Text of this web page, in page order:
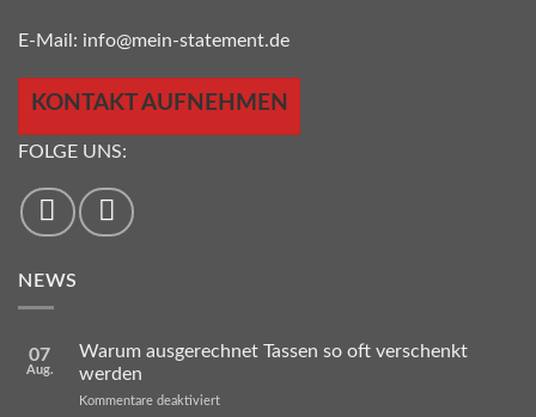
E-Mail: info@mein-statement.de
KONTAKT AUFNEHMEN
FOLGE UNS:
NEWS
07
Aug.
Warum ausgerechnet Tassen so oft verschenkt
werden
Kommentare deaktiviertfür